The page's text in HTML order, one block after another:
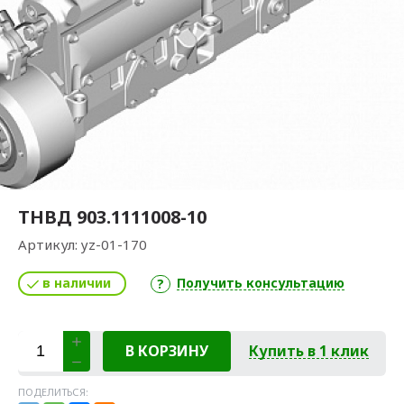
ТНВД 903.1111008-10
Артикул: yz-01-170
в наличии Получить консультацию
В КОРЗИНУ Купить в 1 клик
ПОДЕЛИТЬСЯ: